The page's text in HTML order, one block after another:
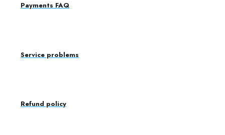
Payments FAQ
Service problems
Refund policy